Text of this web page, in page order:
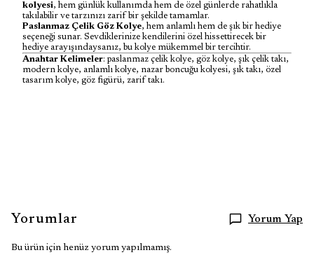
kolyesi, hem günlük kullanımda hem de özel günlerde rahatlıkla
takılabilir ve tarzınızı zarif bir şekilde tamamlar.
Paslanmaz Çelik Göz Kolye, hem anlamlı hem de şık bir hediye
seçeneği sunar. Sevdiklerinize kendilerini özel hissettirecek bir
hediye arayışındaysanız, bu kolye mükemmel bir tercihtir.
Anahtar Kelimeler: paslanmaz çelik kolye, göz kolye, şık çelik takı,
modern kolye, anlamlı kolye, nazar boncuğu kolyesi, şık takı, özel
tasarım kolye, göz figürü, zarif takı.
Yorumlar Yorum Yap
Bu ürün için henüz yorum yapılmamış.